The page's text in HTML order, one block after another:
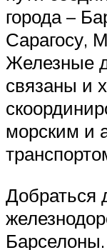
города –
Сарагосу,
Железные
связаны и
морским и
Добраться